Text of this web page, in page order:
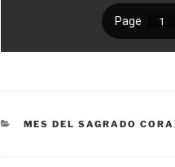
CATEGORÍAS
MES DEL SAGRADO